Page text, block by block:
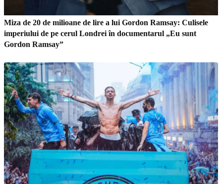
Miza de 20 de milioane de lire a lui Gordon Ramsay: Culisele
imperiului de pe cerul Londrei în documentarul „Eu sunt
Gordon Ramsay”